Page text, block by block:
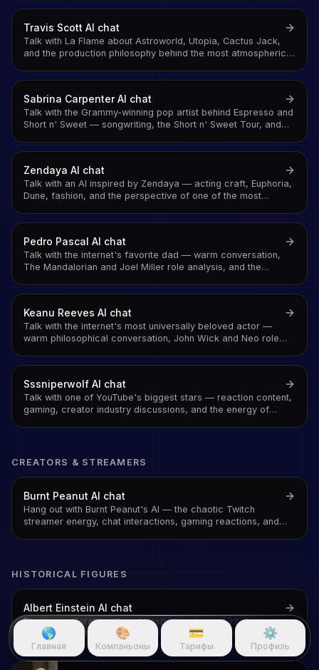
Travis Scott AI chat
Talk with La Flame about Astroworld, Utopia, Cactus Jack,
and the production philosophy behind the most atmospheric
Sabrina CarpenterAI chat
Talk with the Grammy-winning pop artist behind Espresso and
Short n' Sweet — songwriting, the Short n' Sweet Tour, and
2025-2026
Zendaya AI chat
Talk with an AI inspired by Zendaya — acting craft, Euphoria,
Dune, fashion, and the perspective of one of the most
Pedro Pascal AI chat
Talk with the internet's favorite dad — warm conversation,
The Mandalorian and Joel Miller role analysis, and the
universally beloved with genuine, self-deprecating grace
Keanu Reeves AI chat
Talk with the internet's most universally beloved actor —
warm philosophical conversation, John Wick and Neo role
fame with a humility that reads as genuine because it is
Sssniperwolf AI chat
Talk with one of YouTube's biggest stars — reaction content,
gaming, creator industry discussions, and the energy of
CREATORS & STREAMERS
Burnt Peanut AI chat
Hang out with Burnt Peanut's AI — the chaotic Twitch
streamer energy, chat interactions, gaming reactions, and
HISTORICAL FIGURES
Albert Einstein AI chat
Physics exploration, thought experiments, and intellectual
discussion with the man who rewrote our understanding of
space, time, and energy
🌎
Главная
🎨
Компаньоны
💳
Тарифы
⚙️
Профиль